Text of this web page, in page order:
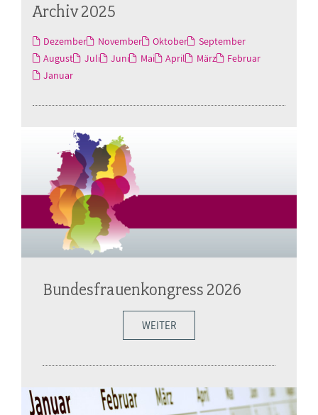
Archiv 2025
Dezember November Oktober
September
August
Juli Juni Mai April März
Februar
Januar
Bundesfrauenkongress 2026
WEITER